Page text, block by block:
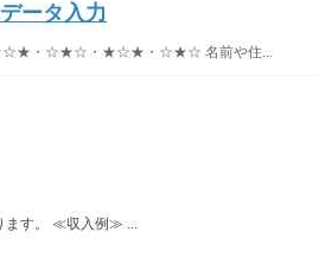
ータ入力
★☆★・☆★☆・★☆★・☆★☆ 名前や住...
ます。 ≪収入例≫ ...